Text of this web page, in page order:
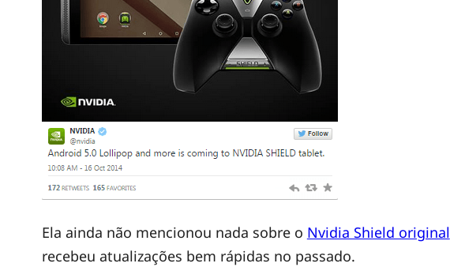
Ela ainda não mencionou nada sobre o Nvidia Shield original
recebeu atualizações bem rápidas no passado.